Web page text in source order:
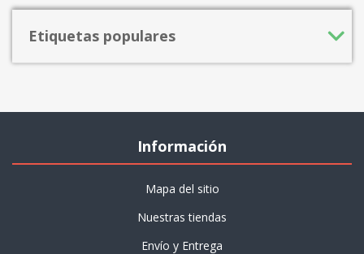
Etiquetas populares
Información
Mapa del sitio
Nuestras tiendas
Envío y Entrega